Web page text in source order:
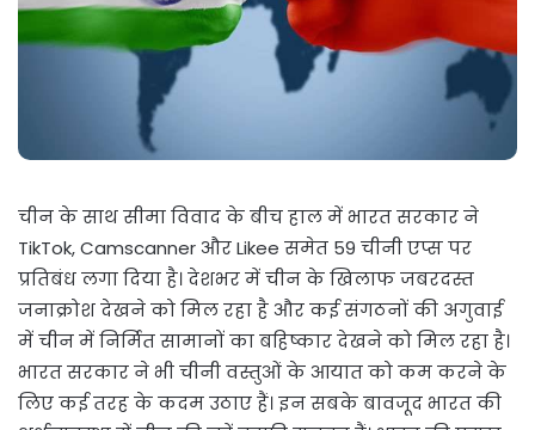
चीन के साथ सीमा विवाद के बीच हाल में भारत सरकार ने
TikTok, Camscanner और Likee समेत 59 चीनी एप्स पर
प्रतिबंध लगा दिया है। देशभर में चीन के खिलाफ जबरदस्त
जनाक्रोश देखने को मिल रहा है और कई संगठनों की अगुवाई
में चीन में निर्मित सामानों का बहिष्कार देखने को मिल रहा है।
भारत सरकार ने भी चीनी वस्तुओं के आयात को कम करने के
लिए कई तरह के कदम उठाए हैं। इन सबके बावजूद भारत की